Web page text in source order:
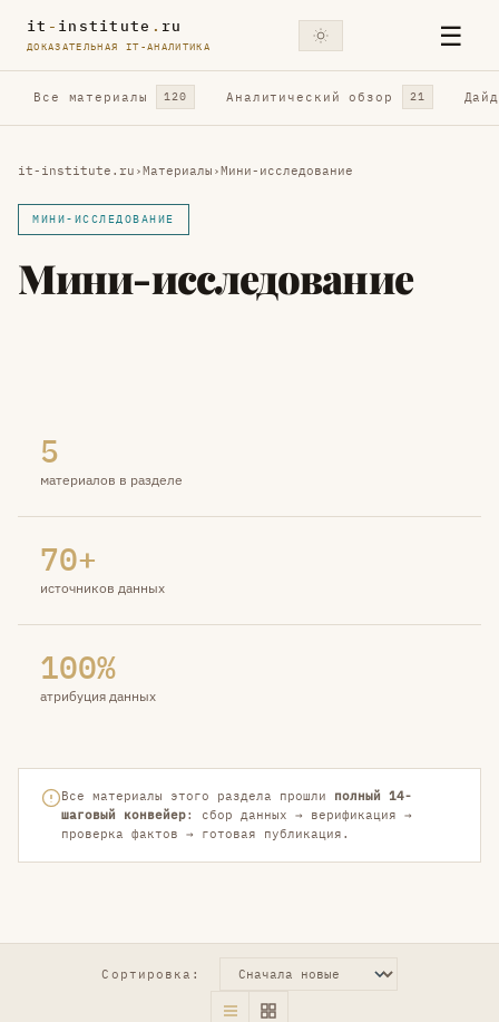
it - institute . ru
ДОКАЗАТЕЛЬНАЯ IT-АНАЛИТИКА ☰
Все материалы 120 Аналитический обзор 21
it-institute.ru ›Материалы ›Мини-исследование
МИНИ-ИССЛЕДОВАНИЕ
Мини-исследование
5
материалов в разделе
70+
источников данных
100%
атрибуция данных
Все материалы этого раздела прошли полный 14-
шаговый конвейер: сбор данных → верификация →
проверка фактов → готовая публикация.
Сортировка: